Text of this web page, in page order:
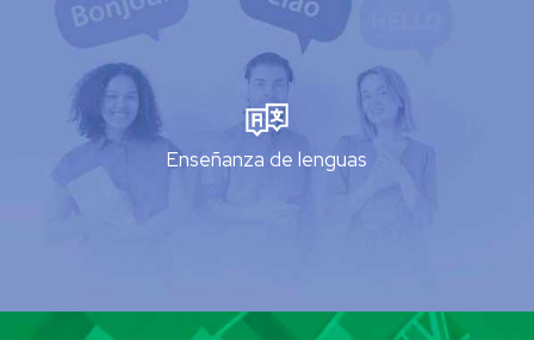
Enseñanza de lenguas